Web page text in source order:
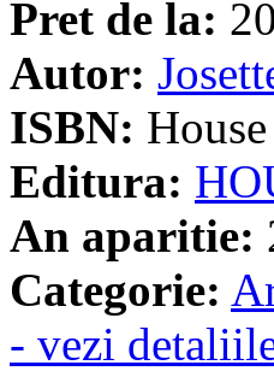
Pret de la: 20
Autor:
ISBN:
Editura:
An aparitie:
Categorie:
- vezi